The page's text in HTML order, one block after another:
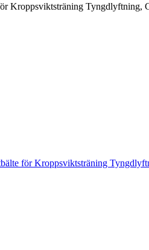
Kroppsviktsträning
för Kroppsviktsträning